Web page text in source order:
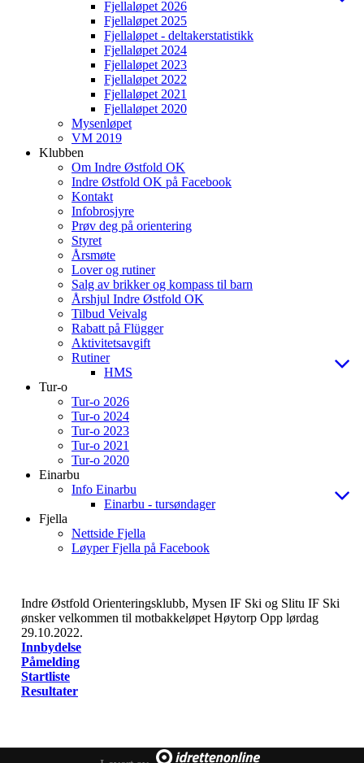
Fjellaløpet 2026
Fjellaløpet 2025
Fjellaløpet - deltakerstatistikk
Fjellaløpet 2024
Fjellaløpet 2023
Fjellaløpet 2022
Fjellaløpet 2021
Fjellaløpet 2020
Mysenløpet
VM 2019
Klubben
Om Indre Østfold OK
Indre Østfold OK på Facebook
Kontakt
Infobrosjyre
Prøv deg på orientering
Styret
Årsmøte
Lover og rutiner
Salg av brikker og kompass til barn
Årshjul Indre Østfold OK
Tilbud Veivalg
Rabatt på Flügger
Aktivitetsavgift
Rutiner
HMS
Tur-o
Tur-o 2026
Tur-o 2024
Tur-o 2023
Tur-o 2021
Tur-o 2020
Einarbu
Info Einarbu
Einarbu - tursøndager
Fjella
Nettside Fjella
Løyper Fjella på Facebook
Indre Østfold Orienteringsklubb, Mysen IF Ski og Slitu IF Ski
ønsker velkommen til motbakkeløpet Høytorp Opp lørdag
29.10.2022.
Innbydelse
Påmelding
Startliste
Resultater